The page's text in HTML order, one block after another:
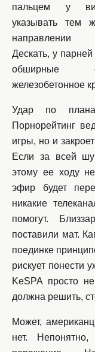
пальцем у
указывать тем
направлении
Дескать, у
обширные
железобетонное
Удар по
Порнорейтинг
игры, но и
Если за всей
этому ее ходу
эфир будет
никакие
помогут.
поставили мат.
поединке
рискует понести
KeSPA просто
должна решить,
Может,
нет.